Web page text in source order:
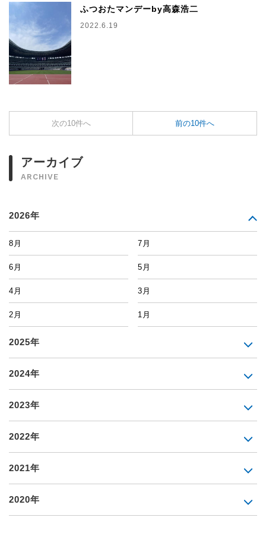
ふつおたマンデーby高森浩二
2022.6.19
次の10件へ 前の10件へ
アーカイブ
ARCHIVE
2026年
8月 7月
6月 5月
4月 3月
2月 1月
2025年
2024年
2023年
2022年
2021年
2020年